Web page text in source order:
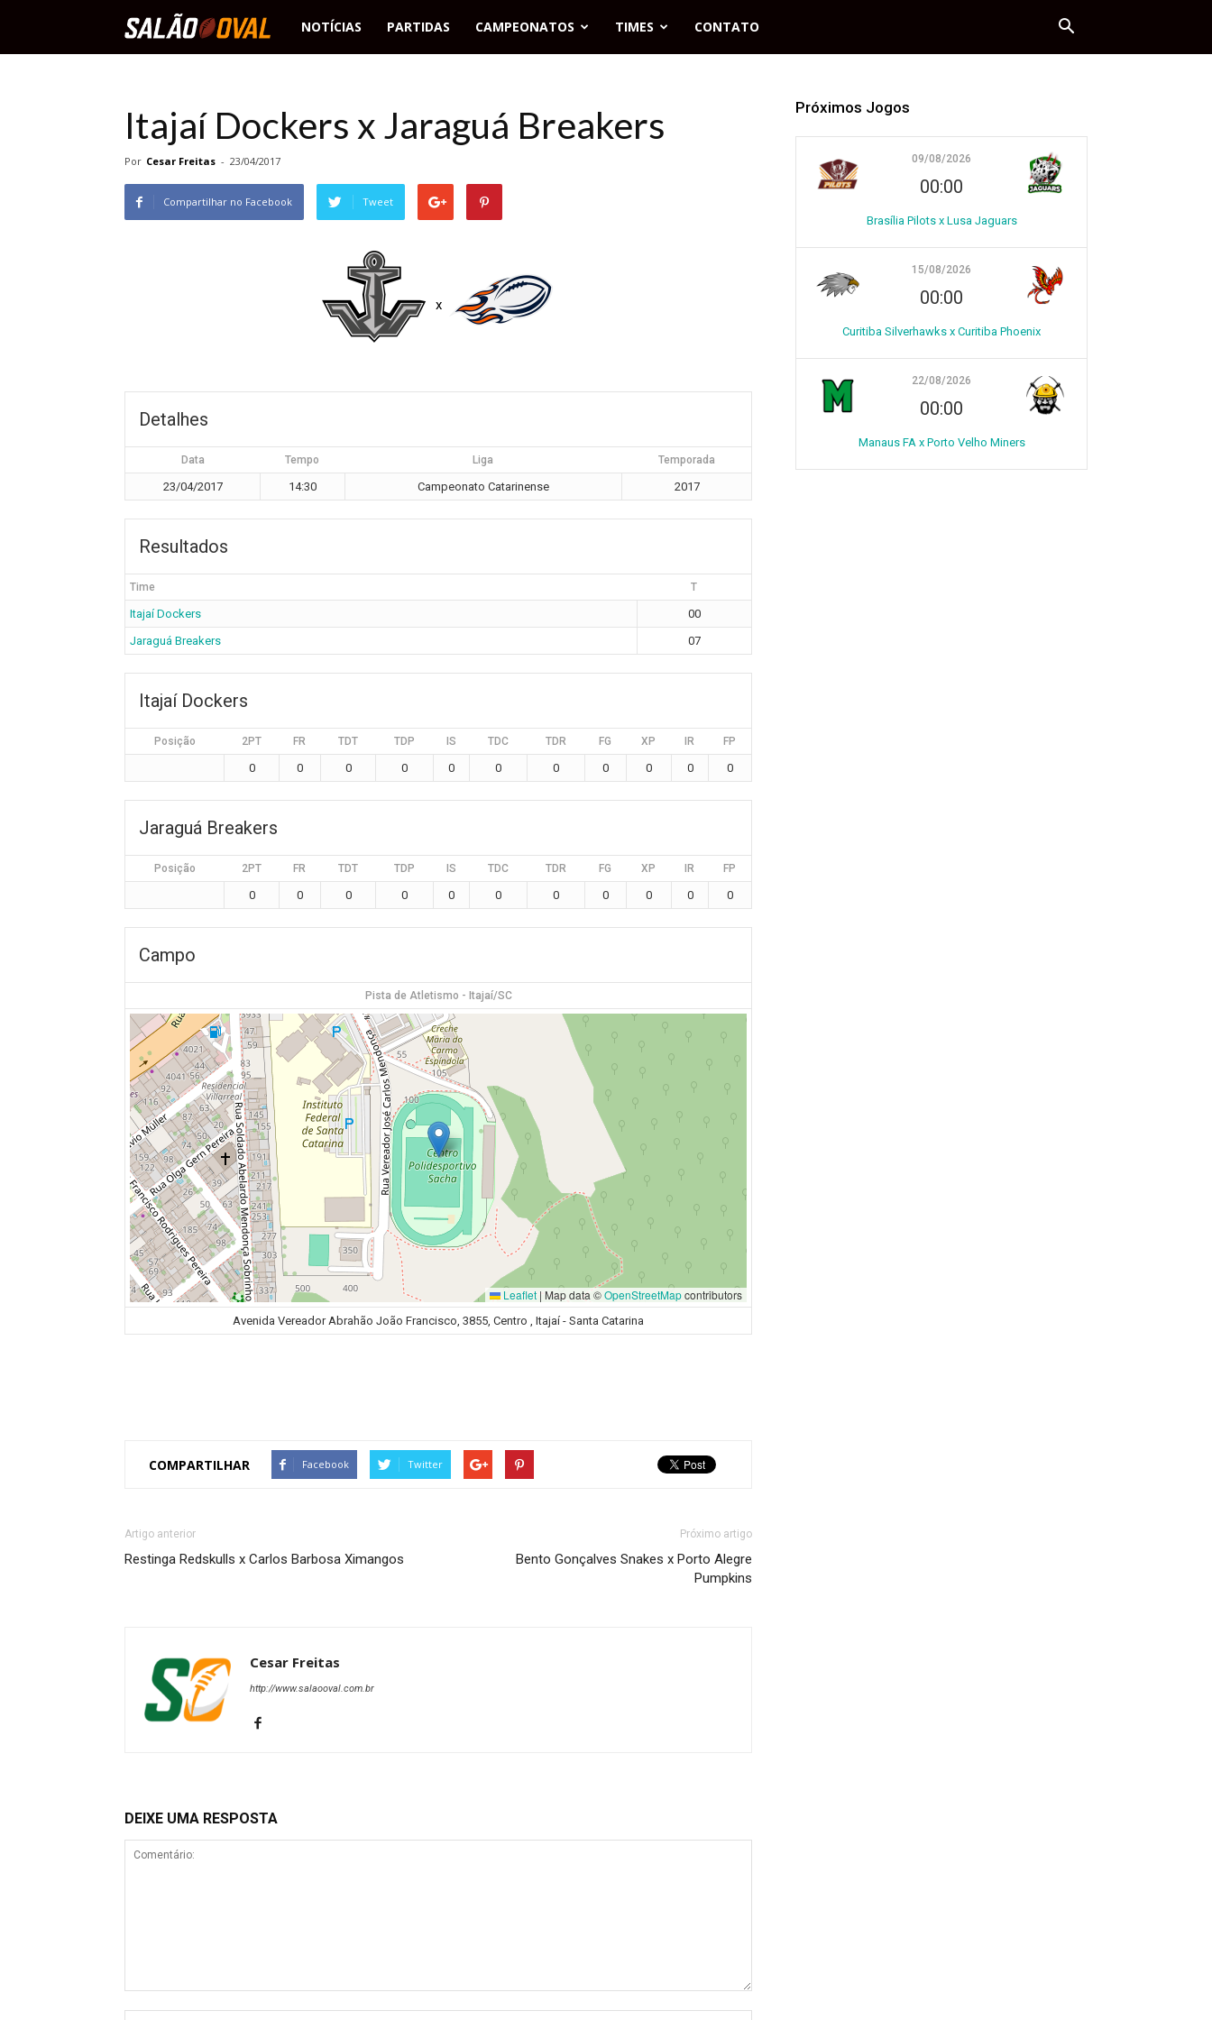
Salão
NOTÍCIAS PARTIDAS CAMPEONATOS TIMES CONTATO
Itajaí Dockers x Jaraguá Breakers
Por Cesar Freitas - 23/04/2017
Compartilhar no Facebook Tweet
x
Detalhes
Data Tempo Liga Temporada
23/04/2017 14:30 Campeonato Catarinense 2017
Resultados
Time T
Itajaí Dockers
00
Jaraguá Breakers
07
Itajaí Dockers
Posição 2PT FR TDT TDP IS TDC TDR FG XP IR FP
0 0 0 0 0 0 0 0 0 0 0
Jaraguá Breakers
Posição 2PT FR TDT TDP IS TDC TDR FG XP IR FP
0 0 0 0 0 0 0 0 0 0 0
Campo
Pista de Atletismo - Itajaí/SC
Leaflet | Map data ©OpenStreetMapcontributors
Avenida Vereador Abrahão João Francisco, 3855, Centro , Itajaí - Santa Catarina
COMPARTILHAR Facebook Twitter
Artigo anterior
Restinga Redskulls x Carlos Barbosa Ximangos
Próximo artigo
Bento Gonçalves Snakes x Porto Alegre
Pumpkins
Cesar Freitas
http://www.salaooval.com.br
DEIXE UMA RESPOSTA
Próximos Jogos
09/08/2026
00:00
Brasília Pilots x Lusa Jaguars
15/08/2026
00:00
Curitiba Silverhawks x Curitiba Phoenix
22/08/2026
00:00
Manaus FA x Porto Velho Miners